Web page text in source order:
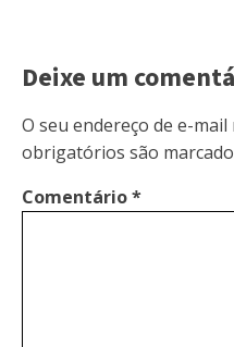
Deixe um
O seu endereço de e-
obrigatórios são
Comentário*